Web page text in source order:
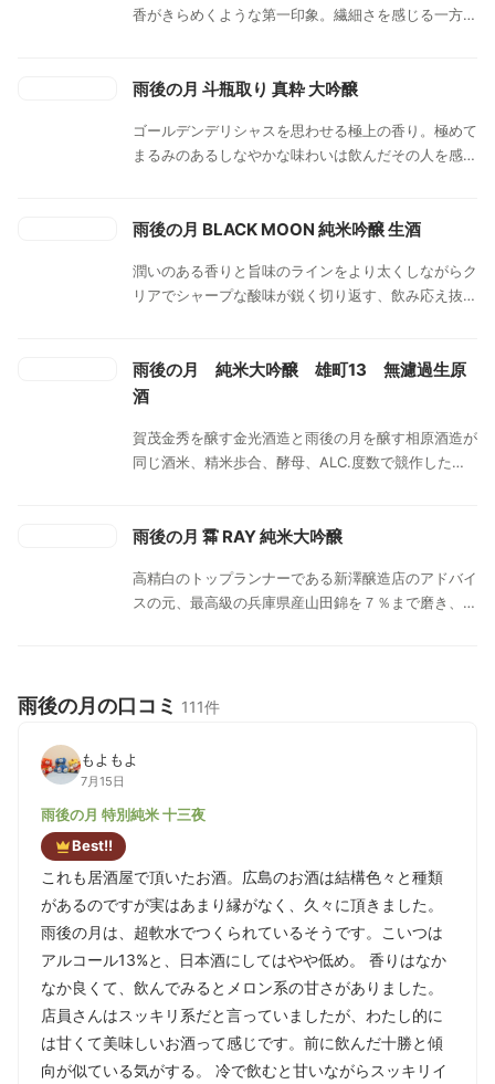
香がきらめくような第一印象。繊細さを感じる一方、
いくらの大根おろし添えと一緒に飲むと最高。海産
抜群。
雨後の月 斗瓶取り 真粋 大吟醸
ゴールデンデリシャスを思わせる極上の香り。極めて
まるみのあるしなやかな味わいは飲んだその人を感動
呼ぶにふさわしい一本。
雨後の月 BLACK MOON 純米吟醸 生酒
潤いのある香りと旨味のラインをより太くしながらク
リアでシャープな酸味が鋭く切り返す、飲み応え抜群
雨後の月 純米大吟醸 雄町13 無濾過生原
酒
賀茂金秀を醸す金光酒造と雨後の月を醸す相原酒造が
同じ酒米、精米歩合、酵母、ALC.度数で競作した
雨後の月 䨩 RAY 純米大吟醸
高精白のトップランナーである新澤醸造店のアドバイ
スの元、最高級の兵庫県産山田錦を７％まで磨き、雨
よってさらに深化。それは、すべてを浄化する雨後の
ったセンシティブな味わいを表現。雨後の月を取り扱
パー純米大吟醸酒です。
雨後の月の口コミ 111件
もよもよ
7月15日
雨後の月 特別純米 十三夜
Best!!
これも居酒屋で頂いたお酒。広島のお酒は結構色々と種類
があるのですが実はあまり縁がなく、久々に頂きました。
雨後の月は、超軟水でつくられているそうです。こいつは
アルコール13%と、日本酒にしてはやや低め。 香りはなか
なか良くて、飲んでみるとメロン系の甘さがありました。
店員さんはスッキリ系だと言っていましたが、わたし的に
は甘くて美味しいお酒って感じです。前に飲んだ十勝と傾
向が似ている気がする。 冷で飲むと甘いながらスッキリイ